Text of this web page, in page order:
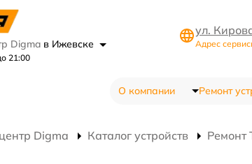
Digma в Ижевске
21:00
ул.
Адрес
О компании Ремонт
Digma Каталог устройств Ремонт